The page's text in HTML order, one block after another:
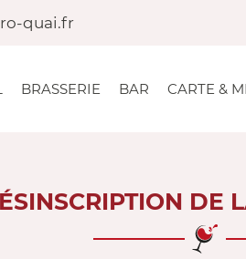
BRASSERIE BAR CARTE &
DE